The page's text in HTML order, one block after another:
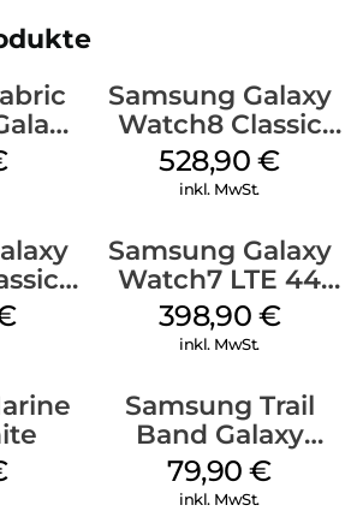
Samsung Galaxy
Watch8 Classic
Black
528,90€
inkl. MwSt.
Samsung Galaxy
Watch7 LTE 44
mm Silver
398,90 €
inkl. MwSt.
Samsung Trail
Band Galaxy
Watch Ultra
Orange
79,90€
inkl. MwSt.